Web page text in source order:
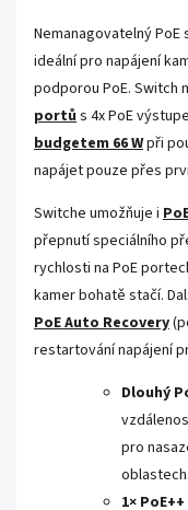
Nemanagovatelný
ideální pro napájení
podporou PoE. Switch
portůs 4x PoE
budgetem 66 Wpři
napájet pouze přes
Switche umožňuje i
přepnutí speciálního
rychlosti na PoE
kamer bohatě stačí.
PoE Auto Recovery
restartování napájení
Dlouhý
pro
oblastech.
1×